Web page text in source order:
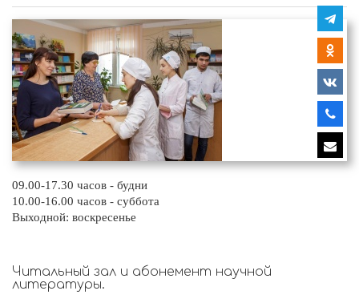
09.00-17.30 часов - будни
10.00-16.00 часов - суббота
Выходной: воскресенье
Читальный зал и абонемент научной
литературы.